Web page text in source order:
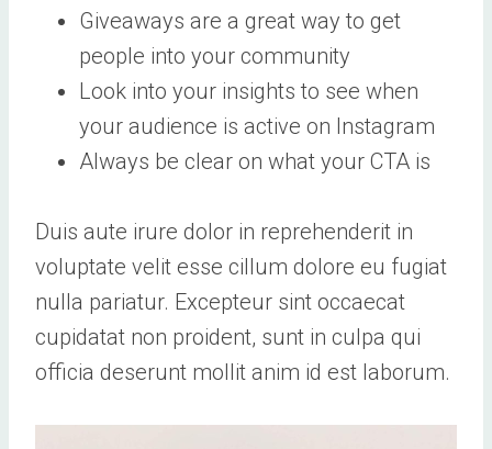
Giveaways are a great way to get
people into your community
Look into your insights to see when
your audience is active on Instagram
Always be clear on what your CTA is
Duis aute irure dolor in reprehenderit in
voluptate velit esse cillum dolore eu fugiat
nulla pariatur. Excepteur sint occaecat
cupidatat non proident, sunt in culpa qui
officia deserunt mollit anim id est laborum.